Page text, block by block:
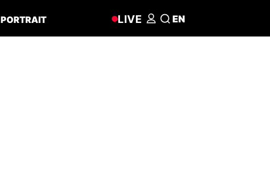
PORTRAIT LIVE EN